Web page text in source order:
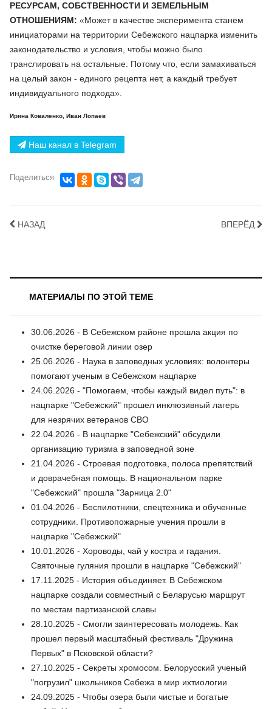
РЕСУРСАМ, СОБСТВЕННОСТИ И ЗЕМЕЛЬНЫМ
ОТНОШЕНИЯМ: «Может в качестве эксперимента станем
инициаторами на территории Себежского нацпарка изменить
законодательство и условия, чтобы можно было
транслировать на остальные. Потому что, если замахиваться
на целый закон - единого рецепта нет, а каждый требует
индивидуального подхода».
Ирина Коваленко, Иван Лопаев
Наш канал в Telegram
Поделиться
НАЗАД ВПЕРЁД
МАТЕРИАЛЫ ПО ЭТОЙ ТЕМЕ
30.06.2026 - В Себежском районе прошла акция по
очистке береговой линии озер
25.06.2026 - Наука в заповедных условиях: волонтеры
помогают ученым в Себежском нацпарке
24.06.2026 - "Помогаем, чтобы каждый видел путь": в
нацпарке "Себежский" прошел инклюзивный лагерь
для незрячих ветеранов СВО
22.04.2026 - В нацпарке "Себежский" обсудили
организацию туризма в заповедной зоне
21.04.2026 - Строевая подготовка, полоса препятствий
и доврачебная помощь. В национальном парке
"Себежский" прошла "Зарница 2.0"
01.04.2026 - Беспилотники, спецтехника и обученные
сотрудники. Противопожарные учения прошли в
нацпарке "Себежский"
10.01.2026 - Хороводы, чай у костра и гадания.
Святочные гуляния прошли в нацпарке "Себежский"
17.11.2025 - История объединяет. В Себежском
нацпарке создали совместный с Беларусью маршрут
по местам партизанской славы
28.10.2025 - Смогли заинтересовать молодежь. Как
прошел первый масштабный фестиваль "Дружина
Первых" в Псковской области?
27.10.2025 - Секреты хромосом. Белорусский ученый
"погрузил" школьников Себежа в мир ихтиологии
24.09.2025 - Чтобы озера были чистые и богатые